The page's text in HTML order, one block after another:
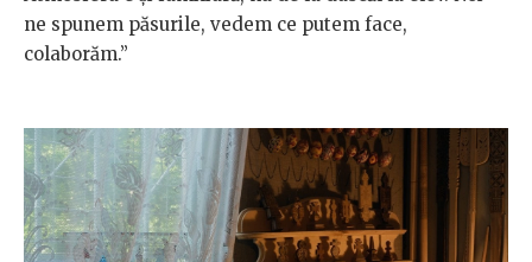
ne spunem păsurile, vedem ce putem face,
colaborăm.”